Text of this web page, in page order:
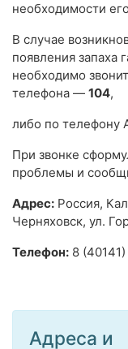
необходимости
В случае
появления запаха
необходимо
телефона — 104,
либо по телефону
При звонке
проблемы и
Адрес: Россия,
Черняховск, ул.
Телефон: 8
Адреса и